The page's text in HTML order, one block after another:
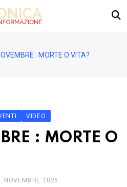
: MORTE O VITA?
VIDEO
: MORTE O
NOVEMBRE 2025